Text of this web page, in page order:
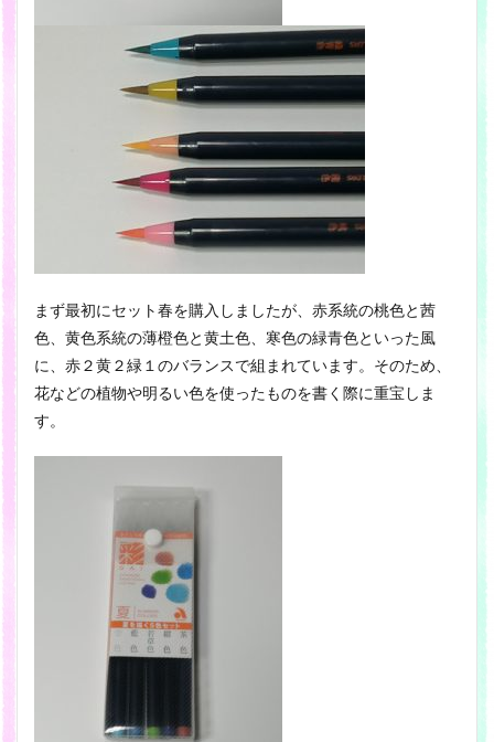
まず最初にセット春を購入しましたが、赤系統の桃色と茜
色、黄色系統の薄橙色と黄土色、寒色の緑青色といった風
に、赤２黄２緑１のバランスで組まれています。そのため、
花などの植物や明るい色を使ったものを書く際に重宝しま
す。